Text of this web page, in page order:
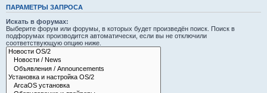
ПАРАМЕТРЫ ЗАПРОСА
Искать в форумах:
Выберите форум или форумы, в которых будет произведён поиск. Поиск в
подфорумах производится автоматически, если вы не отключили
соответствующую опцию ниже.